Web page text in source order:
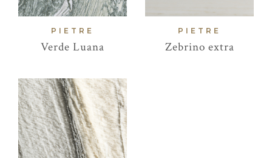
PIETRE
Verde Luana
PIETRE
Zebrino extra